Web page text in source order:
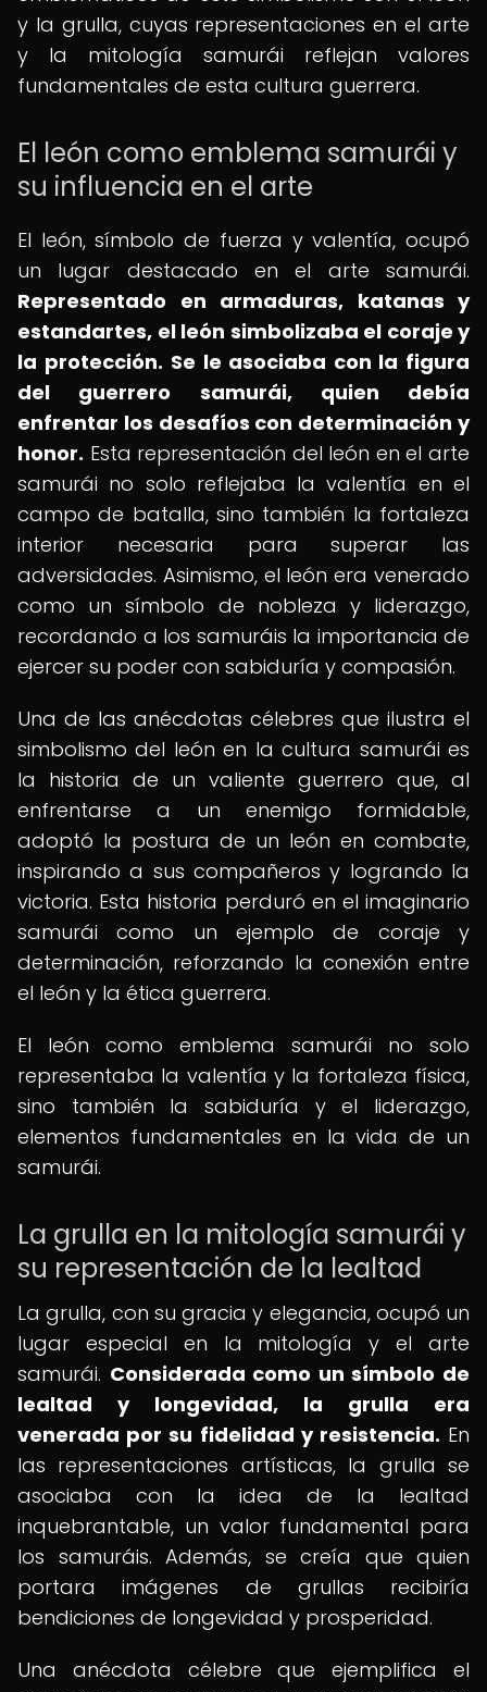
y la grulla, cuyas representaciones en el arte
y la mitología samurái reflejan valores
fundamentales de esta cultura guerrera.
El león como emblema samurái y
su influencia en el arte
El león, símbolo de fuerza y valentía, ocupó
un lugar destacado en el arte samurái.
Representado en armaduras, katanas y
estandartes, el león simbolizaba el coraje y
la protección. Se le asociaba con la figura
del guerrero samurái, quien debía
enfrentar los desafíos con determinación y
honor. Esta representación del león en el arte
samurái no solo reflejaba la valentía en el
campo de batalla, sino también la fortaleza
interior necesaria para superar las
adversidades. Asimismo, el león era venerado
como un símbolo de nobleza y liderazgo,
recordando a los samuráis la importancia de
ejercer su poder con sabiduría y compasión.
Una de las anécdotas célebres que ilustra el
simbolismo del león en la cultura samurái es
la historia de un valiente guerrero que, al
enfrentarse a un enemigo formidable,
adoptó la postura de un león en combate,
inspirando a sus compañeros y logrando la
victoria. Esta historia perduró en el imaginario
samurái como un ejemplo de coraje y
determinación, reforzando la conexión entre
el león y la ética guerrera.
El león como emblema samurái no solo
representaba la valentía y la fortaleza física,
sino también la sabiduría y el liderazgo,
elementos fundamentales en la vida de un
samurái.
La grulla en la mitología samurái y
su representación de la lealtad
La grulla, con su gracia y elegancia, ocupó un
lugar especial en la mitología y el arte
samurái. Considerada como un símbolo de
lealtad y longevidad, la grulla era
venerada por su fidelidad y resistencia. En
las representaciones artísticas, la grulla se
asociaba con la idea de la lealtad
inquebrantable, un valor fundamental para
los samuráis. Además, se creía que quien
portara imágenes de grullas recibiría
bendiciones de longevidad y prosperidad.
Una anécdota célebre que ejemplifica el